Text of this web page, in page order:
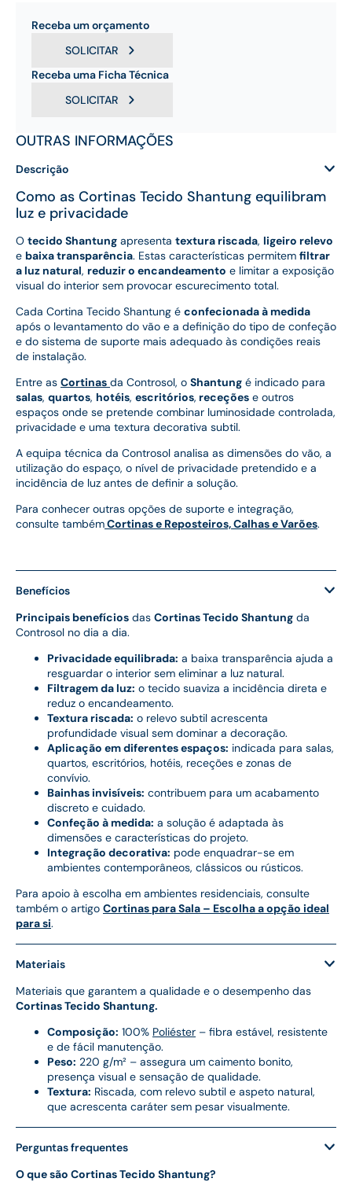
Receba um orçamento
SOLICITAR
Receba uma Ficha Técnica
SOLICITAR
OUTRAS INFORMAÇÕES
Descrição
Como as Cortinas Tecido Shantung equilibram
luz e privacidade
O tecido Shantung apresenta textura riscada, ligeiro relevo
e baixa transparência. Estas características permitem filtrar
a luz natural, reduzir o encandeamento e limitar a exposição
visual do interior sem provocar escurecimento total.
Cada Cortina Tecido Shantung é confecionada à medida
após o levantamento do vão e a definição do tipo de confeção
e do sistema de suporte mais adequado às condições reais
de instalação.
Entre as Cortinas da Controsol, o Shantung é indicado para
salas, quartos, hotéis, escritórios, receções e outros
espaços onde se pretende combinar luminosidade controlada,
privacidade e uma textura decorativa subtil.
A equipa técnica da Controsol analisa as dimensões do vão, a
utilização do espaço, o nível de privacidade pretendido e a
incidência de luz antes de definir a solução.
Para conhecer outras opções de suporte e integração,
consulte tambémCortinas e Reposteiros, Calhas e Varões.
Benefícios
Principais benefícios das Cortinas Tecido Shantung da
Controsol no dia a dia.
Privacidade equilibrada: a baixa transparência ajuda a
resguardar o interior sem eliminar a luz natural.
Filtragem da luz: o tecido suaviza a incidência direta e
reduz o encandeamento.
Textura riscada: o relevo subtil acrescenta
profundidade visual sem dominar a decoração.
Aplicação em diferentes espaços: indicada para salas,
quartos, escritórios, hotéis, receções e zonas de
convívio.
Bainhas invisíveis: contribuem para um acabamento
discreto e cuidado.
Confeção à medida: a solução é adaptada às
dimensões e características do projeto.
Integração decorativa: pode enquadrar-se em
ambientes contemporâneos, clássicos ou rústicos.
Para apoio à escolha em ambientes residenciais, consulte
também o artigo Cortinas para Sala – Escolha a opção ideal
para si.
Materiais
Materiais que garantem a qualidade e o desempenho das
Cortinas Tecido Shantung.
Composição: 100% Poliéster – fibra estável, resistente
e de fácil manutenção.
Peso: 220 g/m² – assegura um caimento bonito,
presença visual e sensação de qualidade.
Textura: Riscada, com relevo subtil e aspeto natural,
que acrescenta caráter sem pesar visualmente.
Perguntas frequentes
O que são Cortinas Tecido Shantung?